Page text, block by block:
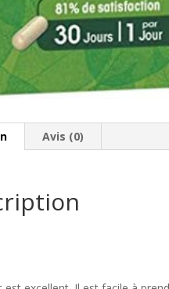
Avis (0)